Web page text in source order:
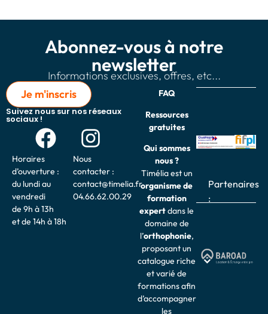
Abonnez-vous à notre
newsletter
Informations exclusives, offres, etc...
Je m'inscris
Suivez nous sur nos réseaux
sociaux !
Horaires
d’ouverture :
du lundi au
vendredi
de 9h à 13h
et de 14h à 18h
Nous
contacter :
contact@timelia.fr
04.66.62.00.29
FAQ
Ressources
gratuites
Qui sommes
nous ?
Timélia est un
organisme de
formation
expertdans le
domaine de
l’orthophonie,
proposant un
catalogue riche
et varié de
formations afin
d’accompagner
les
Partenaires
: